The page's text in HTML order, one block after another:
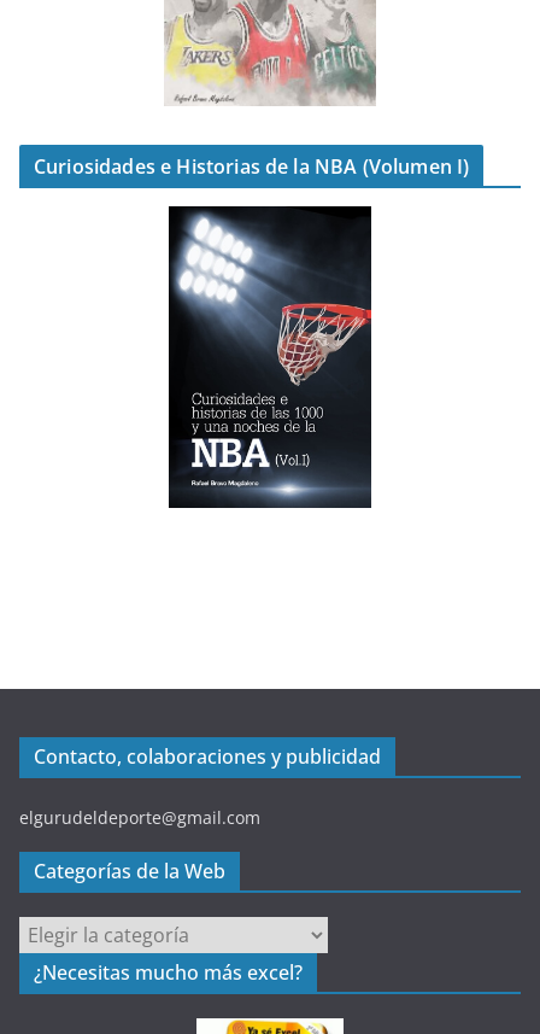
Curiosidades e Historias de la NBA (Volumen I)
Contacto, colaboraciones y publicidad
elgurudeldeporte@gmail.com
Categorías de la Web
a
t
¿Necesitas mucho más excel?